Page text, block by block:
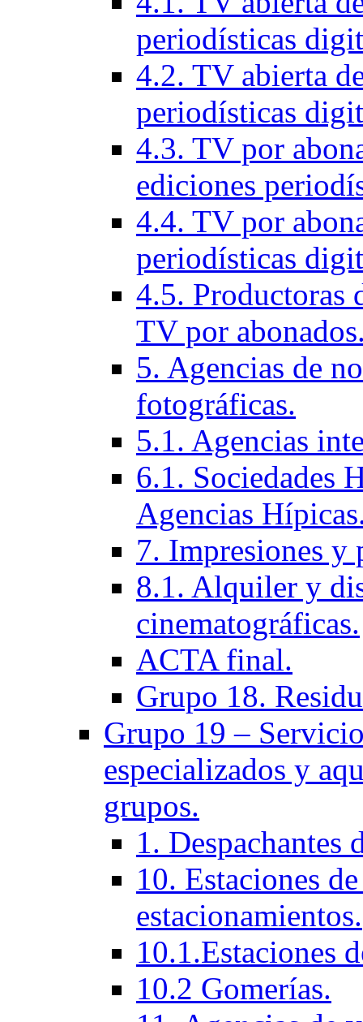
periodí­sticas
4.2. TV abierta
periodí­sticas
4.3. TV por
ediciones
4.4. TV por
periodí­sticas
4.5. Productoras
TV por
5. Agencias de
fotográficas.
5.1. Agencias
6.1. Sociedades
Agencias
7. Impresiones
8.1. Alquiler y
cinematográficas.
ACTA final.
Grupo 18.
Grupo 19 –
especializados y
grupos.
1. Despachantes
10. Estaciones
estacionamientos.
10.1.Estaciones
10.2 Gomerías.